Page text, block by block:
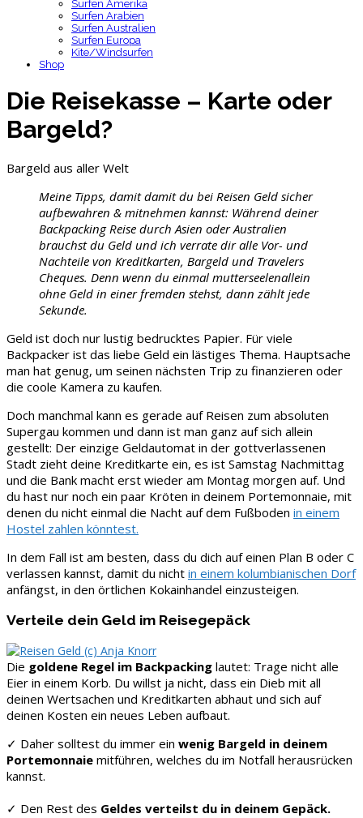
Surfen Amerika
Surfen Arabien
Surfen Australien
Surfen Europa
Kite/Windsurfen
Shop
Die Reisekasse – Karte oder
Bargeld?
Bargeld aus aller Welt
Meine Tipps, damit damit du bei Reisen Geld sicher
aufbewahren & mitnehmen kannst: Während deiner
Backpacking Reise durch Asien oder Australien
brauchst du Geld und ich verrate dir alle Vor- und
Nachteile von Kreditkarten, Bargeld und Travelers
Cheques. Denn wenn du einmal mutterseelenallein
ohne Geld in einer fremden stehst, dann zählt jede
Sekunde.
Geld ist doch nur lustig bedrucktes Papier. Für viele
Backpacker ist das liebe Geld ein lästiges Thema. Hauptsache
man hat genug, um seinen nächsten Trip zu finanzieren oder
die coole Kamera zu kaufen.
Doch manchmal kann es gerade auf Reisen zum absoluten
Supergau kommen und dann ist man ganz auf sich allein
gestellt: Der einzige Geldautomat in der gottverlassenen
Stadt zieht deine Kreditkarte ein, es ist Samstag Nachmittag
und die Bank macht erst wieder am Montag morgen auf. Und
du hast nur noch ein paar Kröten in deinem Portemonnaie, mit
denen du nicht einmal die Nacht auf dem Fußboden in einem
Hostel zahlen könntest.
In dem Fall ist am besten, dass du dich auf einen Plan B oder C
verlassen kannst, damit du nicht in einem kolumbianischen Dorf
anfängst, in den örtlichen Kokainhandel einzusteigen.
Verteile dein Geld im Reisegepäck
Die goldene Regel im Backpacking lautet: Trage nicht alle
Eier in einem Korb. Du willst ja nicht, dass ein Dieb mit all
deinen Wertsachen und Kreditkarten abhaut und sich auf
deinen Kosten ein neues Leben aufbaut.
✓ Daher solltest du immer ein wenig Bargeld in deinem
Portemonnaie mitführen, welches du im Notfall herausrücken
kannst.
✓ Den Rest des Geldes verteilst du in deinem Gepäck.